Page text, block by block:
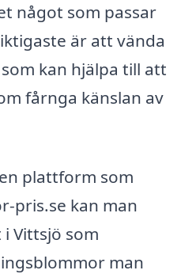
något som passar
är att vända
kan hjälpa till att
fårnga känslan av
plattform som
pris.se kan man
Vittsjö som
man